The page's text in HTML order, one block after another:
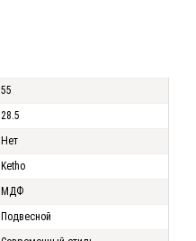
55
28.5
Нет
Ketho
МДФ
Подвесной